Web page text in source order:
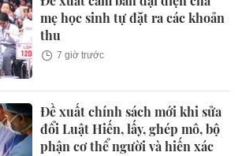
mẹ học sinh tự đặt ra các khoản
thu
7 giờ trước
Đề xuất chính sách mới khi sửa
đổi Luật Hiến, lấy, ghép mô, bộ
phận cơ thể người và hiến xác